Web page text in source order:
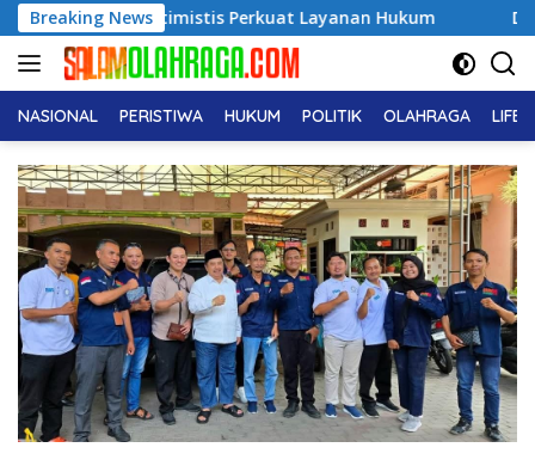
Langsung
ke
konten
Breaking News
Optimistis Perkuat Layanan Hukum Dukcapil
NASIONAL PERISTIWA HUKUM POLITIK OLAHRAGA